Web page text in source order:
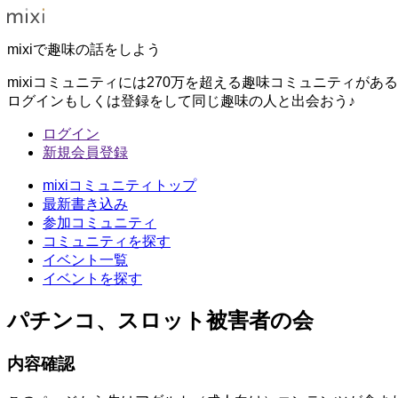
mixiで趣味の話をしよう
mixiコミュニティには270万を超える趣味コミュニティがあ
ログインもしくは登録をして同じ趣味の人と出会おう♪
ログイン
新規会員登録
mixiコミュニティトップ
最新書き込み
参加コミュニティ
コミュニティを探す
イベント一覧
イベントを探す
パチンコ、スロット被害者の会
内容確認